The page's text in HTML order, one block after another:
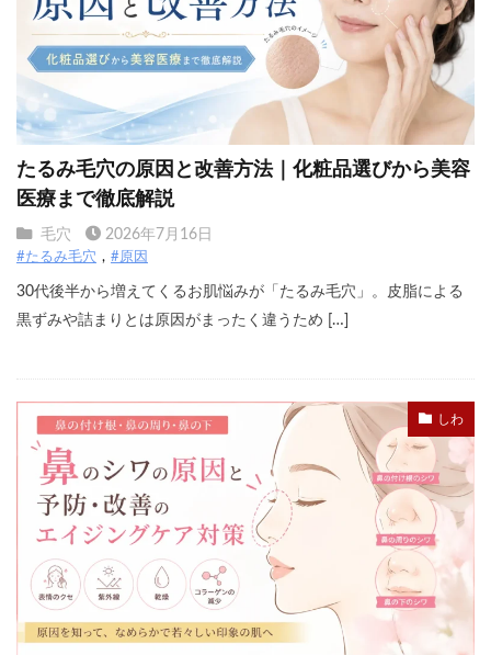
たるみ毛穴の原因と改善方法｜化粧品選びから美容
医療まで徹底解説
毛穴 2026年7月16日
#たるみ毛穴 #原因
30代後半から増えてくるお肌悩みが「たるみ毛穴」。皮脂による
黒ずみや詰まりとは原因がまったく違うため […]
しわ